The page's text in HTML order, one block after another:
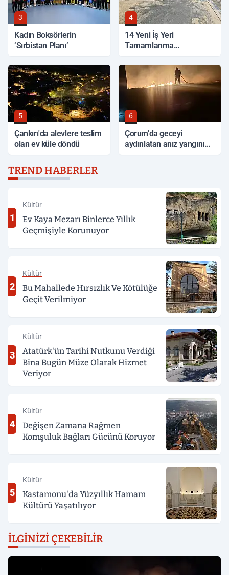
3
Kadın Boksörlerin
‘Sırbistan Planı’
4
14 Yeni İş Yeri
Tamamlanma
5
Çankırı'da alevlere teslim
olan ev küle döndü
6
Çorum'da geceyi
aydınlatan anız yangını
TREND HABERLER
1
Kültür
Ev Kaya Mezarı Binlerce Yıllık
Geçmişiyle Korunuyor
2
Kültür
Bu Mahallede Hırsızlık Ve Kötülüğe
Geçit Verilmiyor
3
Kültür
Atatürk'ün Tarihi Nutkunu Verdiği
Bina Bugün Müze Olarak Hizmet
Veriyor
4
Kültür
Değişen Zamana Rağmen
Komşuluk Bağları Gücünü Koruyor
5
Kültür
Kastamonu'da Yüzyıllık Hamam
Kültürü Yaşatılıyor
İLGINIZI ÇEKEBILIR